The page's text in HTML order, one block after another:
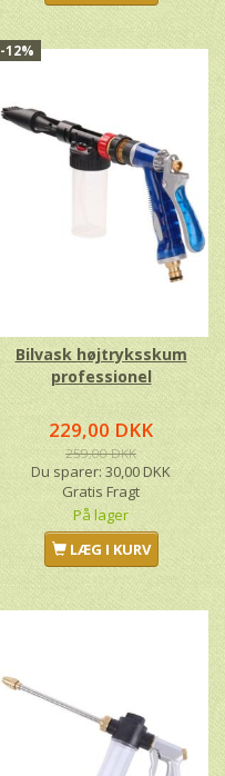
-12%
Bilvask højtryksskum
professionel
229,00 DKK
259,00 DKK
Du sparer: 30,00 DKK
Gratis Fragt
På lager
LÆG I KURV